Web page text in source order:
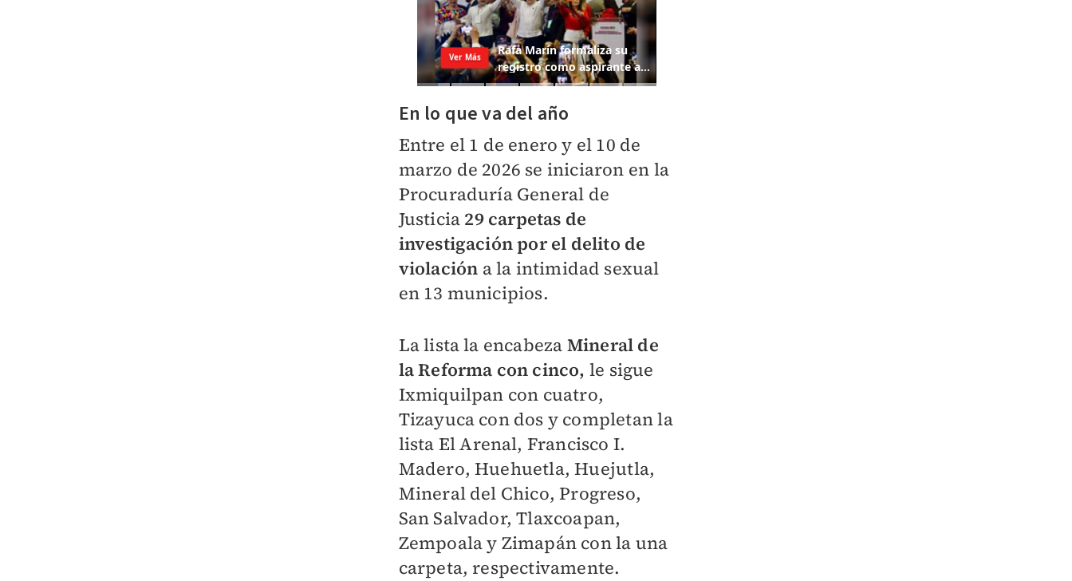
En lo que va del año
Entre el 1 de enero y el 10 de
marzo de 2026 se iniciaron en la
Procuraduría General de
Justicia 29 carpetas de
investigación por el delito de
violación a la intimidad sexual
en 13 municipios.
La lista la encabeza Mineral de
la Reforma con cinco, le sigue
Ixmiquilpan con cuatro,
Tizayuca con dos y completan la
lista El Arenal, Francisco I.
Madero, Huehuetla, Huejutla,
Mineral del Chico, Progreso,
San Salvador, Tlaxcoapan,
Zempoala y Zimapán con la una
carpeta, respectivamente.